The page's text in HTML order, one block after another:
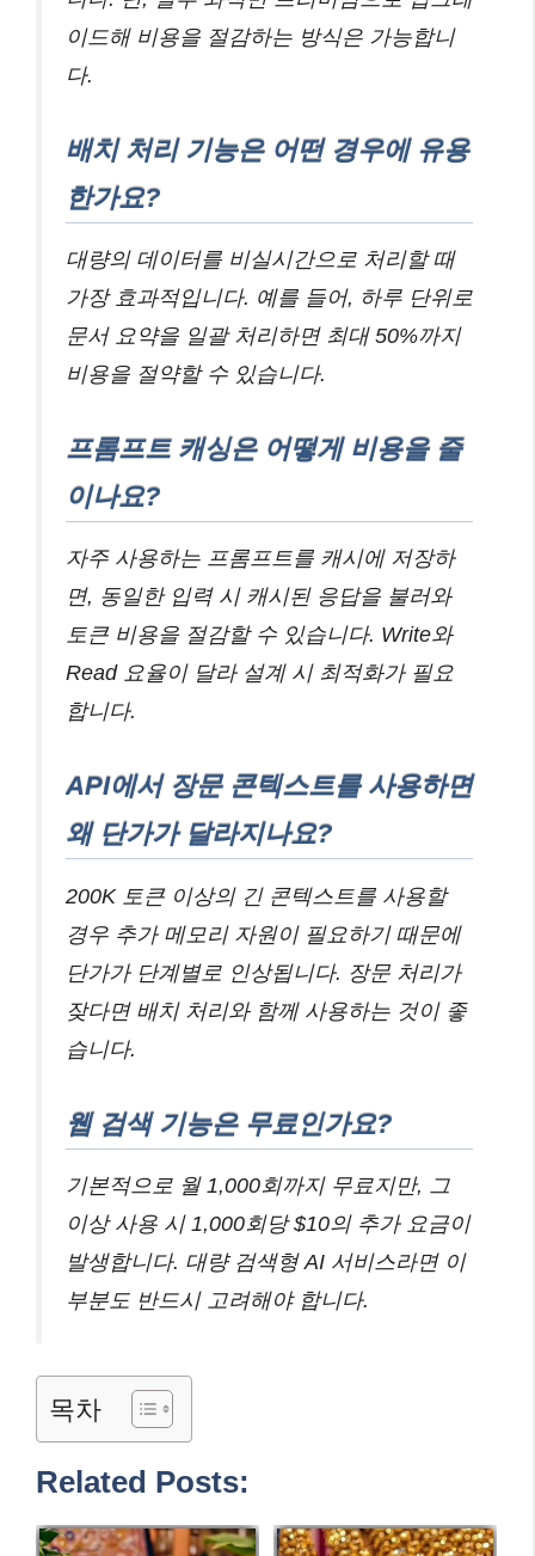
이드해 비용을 절감하는 방식은 가능합니
다.
배치 처리 기능은 어떤 경우에 유용
한가요?
대량의 데이터를 비실시간으로 처리할 때
가장 효과적입니다. 예를 들어, 하루 단위로
문서 요약을 일괄 처리하면 최대 50%까지
비용을 절약할 수 있습니다.
프롬프트 캐싱은 어떻게 비용을 줄
이나요?
자주 사용하는 프롬프트를 캐시에 저장하
면, 동일한 입력 시 캐시된 응답을 불러와
토큰 비용을 절감할 수 있습니다. Write와
Read 요율이 달라 설계 시 최적화가 필요
합니다.
API에서 장문 콘텍스트를 사용하면
왜 단가가 달라지나요?
200K 토큰 이상의 긴 콘텍스트를 사용할
경우 추가 메모리 자원이 필요하기 때문에
단가가 단계별로 인상됩니다. 장문 처리가
잦다면 배치 처리와 함께 사용하는 것이 좋
습니다.
웹 검색 기능은 무료인가요?
기본적으로 월 1,000회까지 무료지만, 그
이상 사용 시 1,000회당 $10의 추가 요금이
발생합니다. 대량 검색형 AI 서비스라면 이
부분도 반드시 고려해야 합니다.
목차
Related Posts: